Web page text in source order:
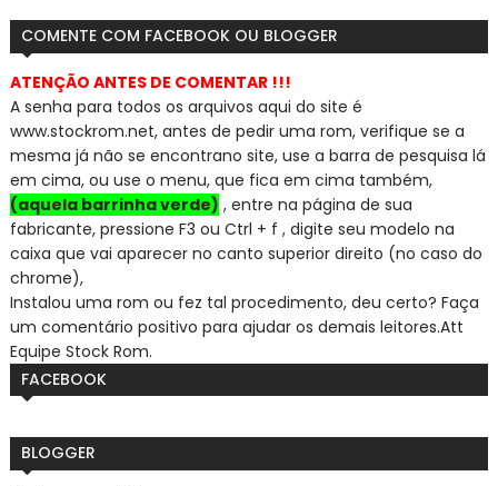
COMENTE COM FACEBOOK OU BLOGGER
ATENÇÃO ANTES DE COMENTAR !!!
A senha para todos os arquivos aqui do site é
www.stockrom.net, antes de pedir uma rom, verifique se a
mesma já não se encontrano site, use a barra de pesquisa lá
em cima, ou use o menu, que fica em cima também,
(aquela barrinha verde) , entre na página de sua
fabricante, pressione F3 ou Ctrl + f , digite seu modelo na
caixa que vai aparecer no canto superior direito (no caso do
chrome),
Instalou uma rom ou fez tal procedimento, deu certo? Faça
um comentário positivo para ajudar os demais leitores.Att
Equipe Stock Rom.
FACEBOOK
BLOGGER